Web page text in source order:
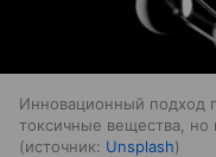
Инновационный подход
токсичные вещества, но
источник: Unsplash